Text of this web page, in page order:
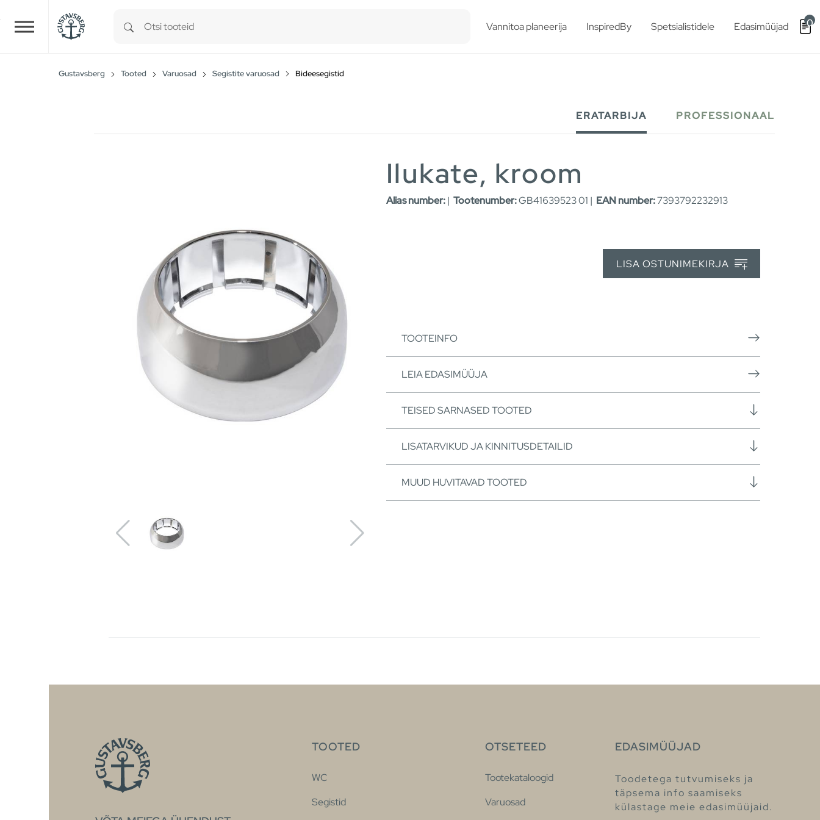
Skip to main content Vannitoa planeerija InspiredBy Spetsialistidele Edasimüüjad 0
Gustavsberg Tooted Varuosad Segistite varuosad Bideesegistid
ERATARBIJA PROFESSIONAAL
Ilukate, kroom
Alias number:| Tootenumber:GB41639523 01 | EAN number:7393792232913
LISA OSTUNIMEKIRJA
TOOTEINFO
LEIA EDASIMÜÜJA
TEISED SARNASED TOOTED
LISATARVIKUD JA KINNITUSDETAILID
MUUD HUVITAVAD TOOTED
TOOTED
WC
Segistid
OTSETEED
Tootekataloogid
Varuosad
EDASIMÜÜJAD
Toodetega tutvumiseks ja
täpsema info saamiseks
külastage meie edasimüüjaid.